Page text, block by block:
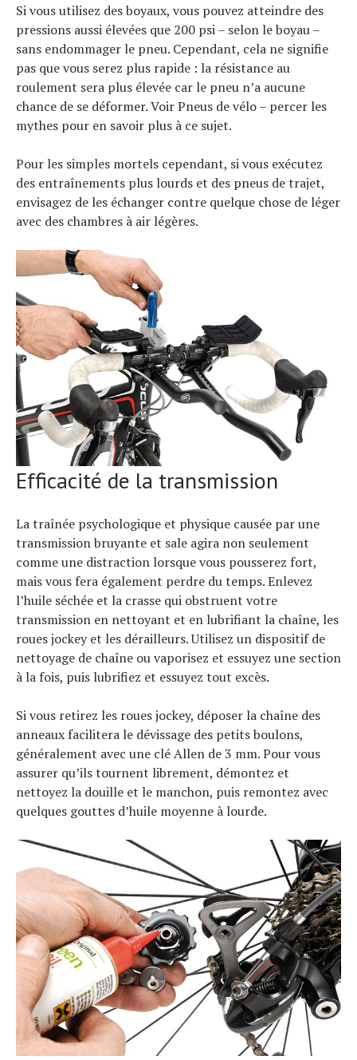
Si vous utilisez des boyaux, vous pouvez atteindre des
pressions aussi élevées que 200 psi – selon le boyau –
sans endommager le pneu. Cependant, cela ne signifie
pas que vous serez plus rapide : la résistance au
roulement sera plus élevée car le pneu n’a aucune
chance de se déformer. Voir Pneus de vélo – percer les
mythes pour en savoir plus à ce sujet.
Pour les simples mortels cependant, si vous exécutez
des entraînements plus lourds et des pneus de trajet,
envisagez de les échanger contre quelque chose de léger
avec des chambres à air légères.
Efficacité de la transmission
La traînée psychologique et physique causée par une
transmission bruyante et sale agira non seulement
comme une distraction lorsque vous pousserez fort,
mais vous fera également perdre du temps. Enlevez
l’huile séchée et la crasse qui obstruent votre
transmission en nettoyant et en lubrifiant la chaîne, les
roues jockey et les dérailleurs. Utilisez un dispositif de
nettoyage de chaîne ou vaporisez et essuyez une section
à la fois, puis lubrifiez et essuyez tout excès.
Si vous retirez les roues jockey, déposer la chaîne des
anneaux facilitera le dévissage des petits boulons,
généralement avec une clé Allen de 3 mm. Pour vous
assurer qu’ils tournent librement, démontez et
nettoyez la douille et le manchon, puis remontez avec
quelques gouttes d’huile moyenne à lourde.